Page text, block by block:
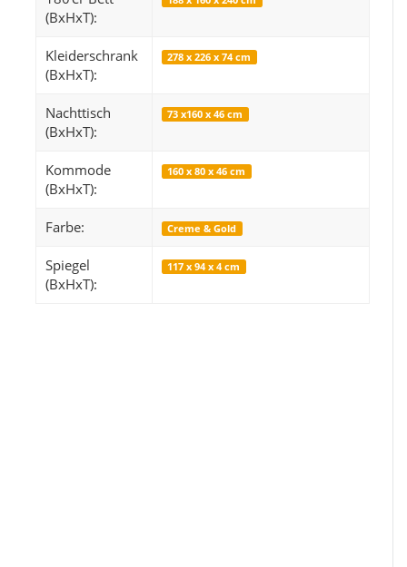
(BxHxT):
Kleiderschrank
(BxHxT):
278 x 226 x 74 cm
Nachttisch
(BxHxT):
73 x160 x 46 cm
Kommode
(BxHxT):
160 x 80 x 46 cm
Farbe: Creme & Gold
Spiegel
(BxHxT):
117 x 94 x 4 cm
249,99 €*